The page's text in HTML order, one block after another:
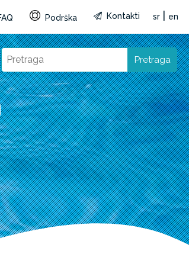
Podrška Kontakti sr en
Pretraga